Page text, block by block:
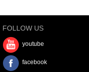
FOLLOW US
youtube
facebook